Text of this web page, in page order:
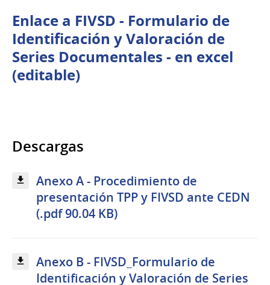
Enlace a FIVSD - Formulario de
Identificación y Valoración de
Series Documentales - en excel
(editable)
Descargas
Anexo A - Procedimiento de
presentación TPP y FIVSD ante CEDN
(.pdf 90.04 KB)
Anexo B - FIVSD_Formulario de
Identificación y Valoración de Series